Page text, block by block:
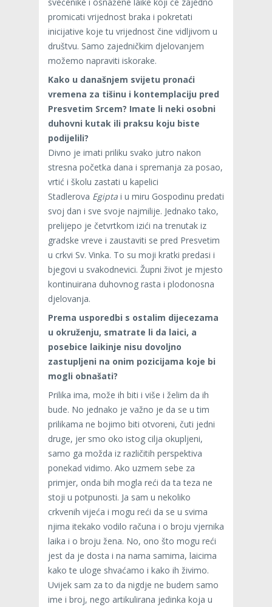
promicati vrijednost braka i pokretati
inicijative koje tu vrijednost čine vidljivom u
društvu. Samo zajedničkim djelovanjem
možemo napraviti iskorake.
Kako u današnjem svijetu pronaći
vremena za tišinu i kontemplaciju pred
Presvetim Srcem? Imate li neki osobni
duhovni kutak ili praksu koju biste
podijelili?
Divno je imati priliku svako jutro nakon
stresna početka dana i spremanja za posao,
vrtić i školu zastati u kapelici
Stadlerova Egipta i u miru Gospodinu predati
svoj dan i sve svoje najmilije. Jednako tako,
prelijepo je četvrtkom izići na trenutak iz
gradske vreve i zaustaviti se pred Presvetim
u crkvi Sv. Vinka. To su moji kratki predasi i
bjegovi u svakodnevici. Župni život je mjesto
kontinuirana duhovnog rasta i plodonosna
djelovanja.
Prema usporedbi s ostalim dijecezama
u okruženju, smatrate li da laici, a
posebice laikinje nisu dovoljno
zastupljeni na onim pozicijama koje bi
mogli obnašati?
Prilika ima, može ih biti i više i želim da ih
bude. No jednako je važno je da se u tim
prilikama ne bojimo biti otvoreni, čuti jedni
druge, jer smo oko istog cilja okupljeni,
samo ga možda iz različitih perspektiva
ponekad vidimo. Ako uzmem sebe za
primjer, onda bih mogla reći da ta teza ne
stoji u potpunosti. Ja sam u nekoliko
crkvenih vijeća i mogu reći da se u svima
njima itekako vodilo računa i o broju vjernika
laika i o broju žena. No, ono što mogu reći
jest da je dosta i na nama samima, laicima
kako te uloge shvaćamo i kako ih živimo.
Uvijek sam za to da nigdje ne budem samo
ime i broj, nego artikulirana jedinka koja u